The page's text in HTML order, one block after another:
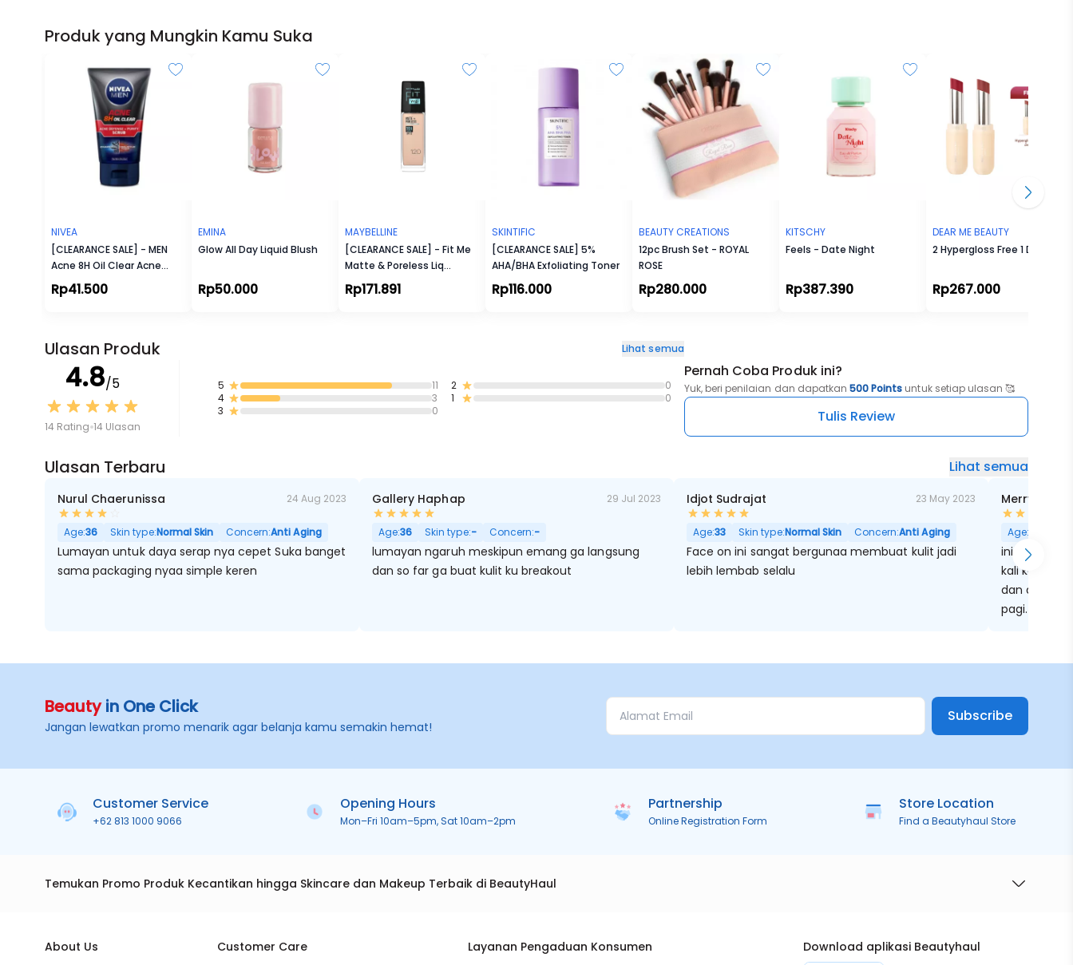
Produk yang Mungkin Kamu Suka
NIVEA
[CLEARANCE SALE] - MEN
Acne 8H Oil Clear Acne
Defense + Purify Scrub
100ml
Rp41.500
EMINA
Glow All Day Liquid Blush
Rp50.000
MAYBELLINE
[CLEARANCE SALE] - Fit Me
Matte & Poreless Liq
Foundation
Rp171.891
SKINTIFIC
[CLEARANCE SALE] 5%
AHA/BHA Exfoliating Toner
Rp116.000
BEAUTY CREATIONS
12pc Brush Set - ROYAL
ROSE
Rp280.000
KITSCHY
Feels - Date Night
Rp387.390
DEAR ME BEAUTY
2 Hypergloss Free 1 Dear Lia
Rp267.000
Ulasan Produk Lihat semua
4.8/5
14 Rating 14 Ulasan
5
11
4
3
3
0
2
0
1
0
Pernah Coba Produk ini?
Yuk, beri penilaian dan dapatkan 500 Points untuk setiap ulasan 🥰
Tulis Review
Ulasan Terbaru Lihat semua
Nurul Chaerunissa 24 Aug 2023
Age:36 Skin type:Normal Skin Concern:Anti Aging
Lumayan untuk daya serap nya cepet Suka banget
sama packaging nyaa simple keren
Gallery Haphap 29 Jul 2023
Age:36 Skin type:- Concern:-
lumayan ngaruh meskipun emang ga langsung
dan so far ga buat kulit ku breakout
Idjot Sudrajat 23 May 2023
Age:33 Skin type:Normal Skin Concern:Anti Aging
Face on ini sangat bergunaa membuat kulit jadi
lebih lembab selalu
Merry
Age:
ini krim aku
kali karena
dan ada
pagi. Untuk
breakout.
Beautyin One Click
Jangan lewatkan promo menarik agar belanja kamu semakin hemat!
Subscribe
Customer Service
+62 813 1000 9066
Opening Hours
Mon–Fri 10am–5pm, Sat 10am–2pm
Partnership
Online Registration Form
Store Location
Find a Beautyhaul Store
Temukan Promo Produk Kecantikan hingga Skincare dan Makeup Terbaik di BeautyHaul
About Us Customer Care Layanan Pengaduan Konsumen Download aplikasi Beautyhaul